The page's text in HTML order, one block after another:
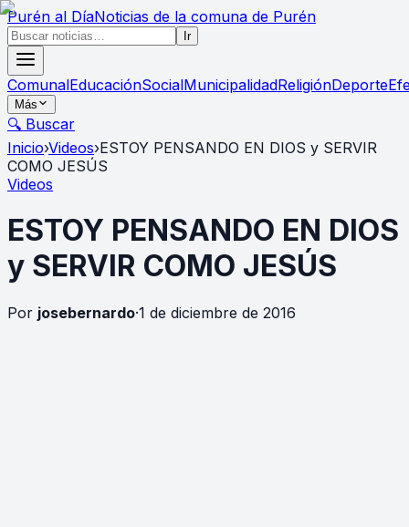
Purén al DíaNoticias de la comuna de Purén
Ir
ComunalEducaciónSocialMunicipalidadReligiónDeporte
Más
🔍 Buscar
Inicio›Videos›ESTOY PENSANDO EN DIOS y SERVIR
COMO JESÚS
Videos
ESTOY PENSANDO EN DIOS
y SERVIR COMO JESÚS
Por josebernardo·1 de diciembre de 2016